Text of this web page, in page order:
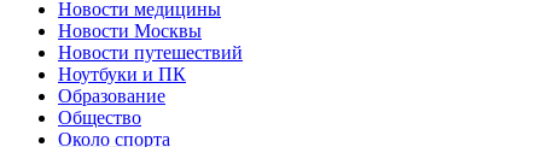
Новости медицины
Новости Москвы
Новости путешествий
Ноутбуки и ПК
Образование
Общество
Около спорта